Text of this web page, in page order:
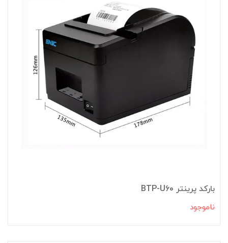
بارکد پرینتر BTP-U60
ناموجود